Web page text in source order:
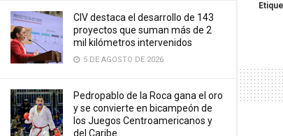
CIV destaca el desarrollo de 143
proyectos que suman más de 2
mil kilómetros intervenidos
5 DE AGOSTO DE 2026
Pedropablo de la Roca gana el oro
y se convierte en bicampeón de
los Juegos Centroamericanos y
del Caribe